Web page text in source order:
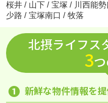
桜井 / 山下 / 宝塚 / 川西能勢
少路 / 宝塚南口 / 牧落
北摂ライフス
3
❶ 新鮮な物件情報を